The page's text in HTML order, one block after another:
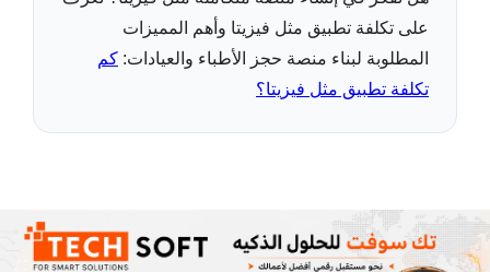
على تكلفة تطبيق مثل فيزيتا وأهم المميزات
المطلوبة لبناء منصة حجز الأطباء والعيادات: كم
تكلفة تطبيق مثل فيزيتا؟